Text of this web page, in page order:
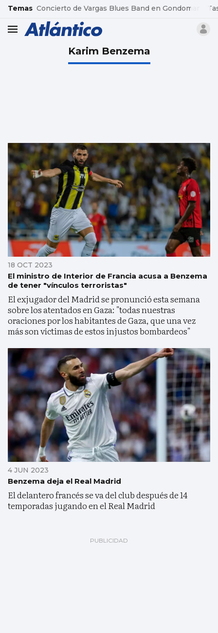
common.go-to-content
Temas Concierto de Vargas Blues Band en Gondomar
header.menu.open
Karim Benzema
18 OCT 2023
El ministro de Interior de Francia acusa a Benzema
de tener "vínculos terroristas"
El exjugador del Madrid se pronunció esta semana
sobre los atentados en Gaza: "todas nuestras
oraciones por los habitantes de Gaza, que una vez
más son víctimas de estos injustos bombardeos"
4 JUN 2023
Benzema deja el Real Madrid
El delantero francés se va del club después de 14
temporadas jugando en el Real Madrid